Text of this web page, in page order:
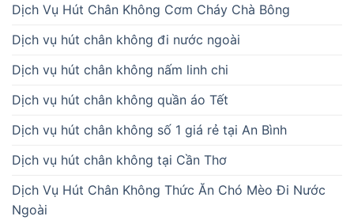
Dịch Vụ Hút Chân Không Cơm Cháy Chà Bông
Dịch vụ hút chân không đi nước ngoài
Dịch vụ hút chân không nấm linh chi
Dịch vụ hút chân không quần áo Tết
Dịch vụ hút chân không số 1 giá rẻ tại An Bình
Dịch vụ hút chân không tại Cần Thơ
Dịch Vụ Hút Chân Không Thức Ăn Chó Mèo Đi Nước
Ngoài